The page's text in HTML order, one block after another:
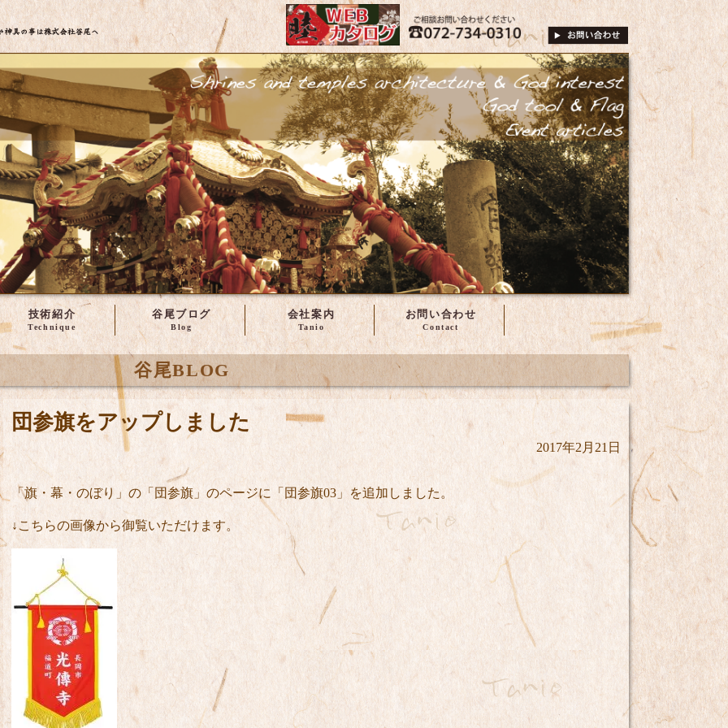
株式会社谷尾 | 神輿・社寺建築の修理や製作などは、株式会社谷尾へ ご相談・お問い合
072-734-0310
技術紹介 谷尾ブログ 会社案内 お問い合わせ
谷尾BLOG
団参旗をアップしました
2017年2月21日
「旗・幕・のぼり」の「団参旗」のページに「団参旗03」を追加しました。
↓こちらの画像から御覧いただけます。